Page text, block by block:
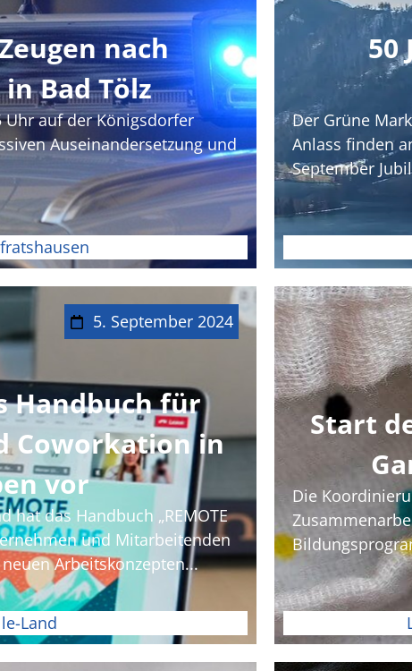
nach
Bad Tölz
Uhr auf der Königsdorfer
Auseinandersetzung und
50
Der Grüne
Anlass finden
September
5. September 2024
Handbuch für
Coworkation in
vor
hat das Handbuch „REMOTE
und Mitarbeitenden
Arbeitskonzepten...
Land
Start
Die